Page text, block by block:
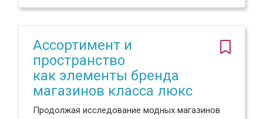
Ассортимент и
пространство
как элементы бренда
магазинов класса люкс
Продолжая исследование модных магазинов